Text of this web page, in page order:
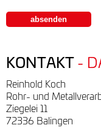
absenden
KONTAKT-
Reinhold Koch
Rohr- und
Ziegelei 11
72336 Balingen